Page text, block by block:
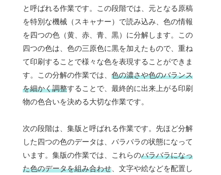
と呼ばれる作業です。この段階では、元となる原稿
を特別な機械（スキャナー）で読み込み、色の情報
を四つの色（黄、赤、青、黒）に分解します。この
四つの色は、色の三原色に黒を加えたもので、重ね
て印刷することで様々な色を表現することができま
す。この分解の作業では、 色の濃さや色のバランス
を細かく調整することで、最終的に出来上がる印刷
物の色合いを決める大切な作業です。
次の段階は、集版と呼ばれる作業です。先ほど分解
した四つの色のデータは、バラバラの状態になって
います。集版の作業では、これらのバラバラになっ
た色のデータを組み合わせ、文字や絵などを配置し